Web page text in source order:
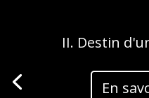
II. Destin
En